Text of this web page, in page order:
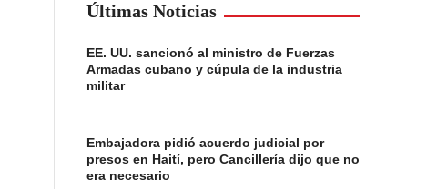
Últimas Noticias
EE. UU. sancionó al ministro de Fuerzas
Armadas cubano y cúpula de la industria
militar
Embajadora pidió acuerdo judicial por
presos en Haití, pero Cancillería dijo que no
era necesario